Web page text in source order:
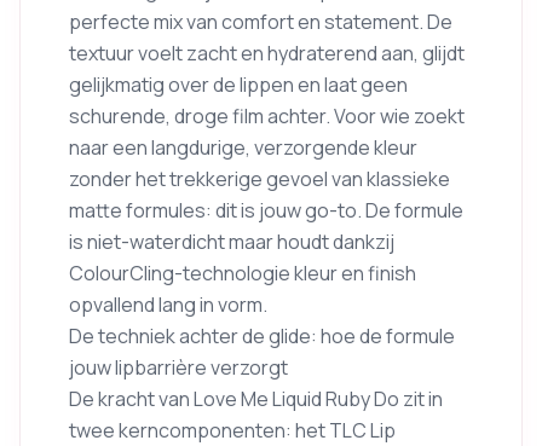
perfecte mix van comfort en statement. De
textuur voelt zacht en hydraterend aan, glijdt
gelijkmatig over de lippen en laat geen
schurende, droge film achter. Voor wie zoekt
naar een langdurige, verzorgende kleur
zonder het trekkerige gevoel van klassieke
matte formules: dit is jouw go-to. De formule
is niet-waterdicht maar houdt dankzij
ColourCling-technologie kleur en finish
opvallend lang in vorm.
De techniek achter de glide: hoe de formule
jouw lipbarrière verzorgt
De kracht van Love Me Liquid Ruby Do zit in
twee kerncomponenten: het TLC Lip